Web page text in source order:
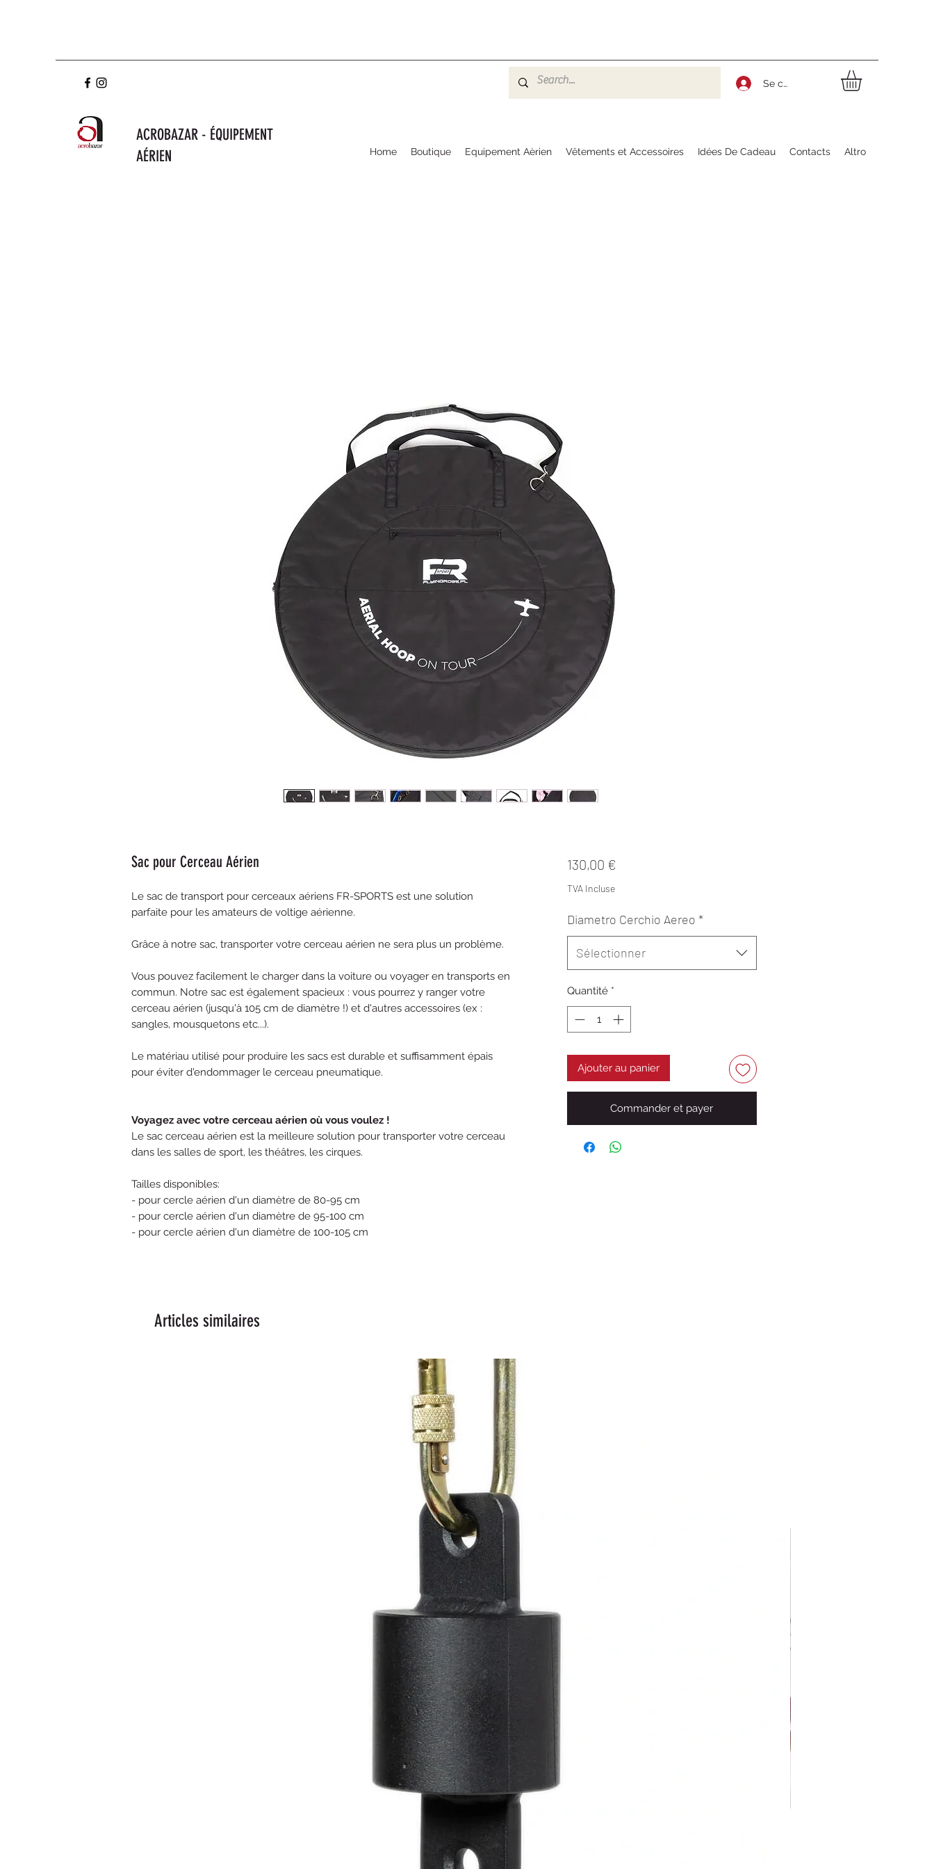
Se connecter
ACROBAZAR - ÉQUIPEMENT
AÉRIEN
Home Boutique Equipement Aèrien Vêtements et Accessoires Idées De Cadeau Contacts Altro
Sac pour Cerceau Aérien
Le sac de transport pour cerceaux aériens FR-SPORTS est une solution
parfaite pour les amateurs de voltige aérienne.
Grâce à notre sac, transporter votre cerceau aérien ne sera plus un problème.
Vous pouvez facilement le charger dans la voiture ou voyager en transports en
commun. Notre sac est également spacieux : vous pourrez y ranger votre
cerceau aérien (jusqu'à 105 cm de diamètre !) et d'autres accessoires (ex :
sangles, mousquetons etc...).
Le matériau utilisé pour produire les sacs est durable et suffisamment épais
pour éviter d'endommager le cerceau pneumatique.
Voyagez avec votre cerceau aérien où vous voulez !
Le sac cerceau aérien est la meilleure solution pour transporter votre cerceau
dans les salles de sport, les théâtres, les cirques.
Tailles disponibles:
- pour cercle aérien d'un diamètre de 80-95 cm
- pour cercle aérien d'un diamètre de 95-100 cm
- pour cercle aérien d'un diamètre de 100-105 cm
130,00 €
TVA Incluse
Diametro Cerchio Aereo *
Sélectionner
Quantité *
Ajouter au panier
Commander et payer
Articles similaires